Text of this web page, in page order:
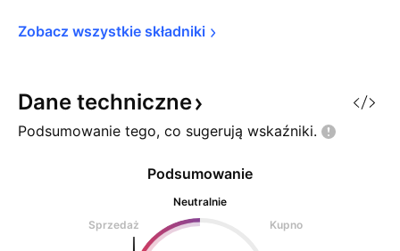
Zobacz wszystkie składniki
Dane techniczne
Podsumowanie tego, co sugerują wskaźniki.
Podsumowanie
Neutralnie
Sprzedaż
Kupno